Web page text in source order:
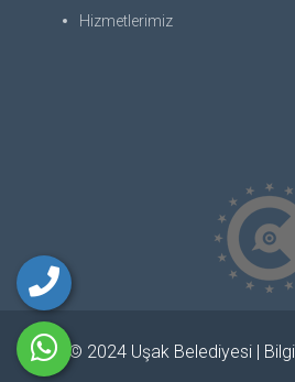
Hizmetlerimiz
© 2024 Uşak Belediyesi | Bilgi